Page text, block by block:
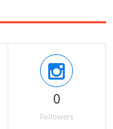
0
Followers